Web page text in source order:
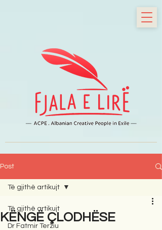
Post
Të gjithë artikujt
Dr Fatmir Terziu
Të gjithë artikujt
KËNGË ÇLODHËSE